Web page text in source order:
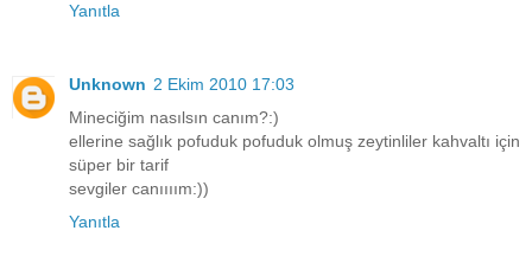
Yanıtla
Unknown 2 Ekim 2010 17:03
Mineciğim nasılsın canım?:)
ellerine sağlık pofuduk pofuduk olmuş zeytinliler kahvaltı için
süper bir tarif
sevgiler canıııım:))
Yanıtla